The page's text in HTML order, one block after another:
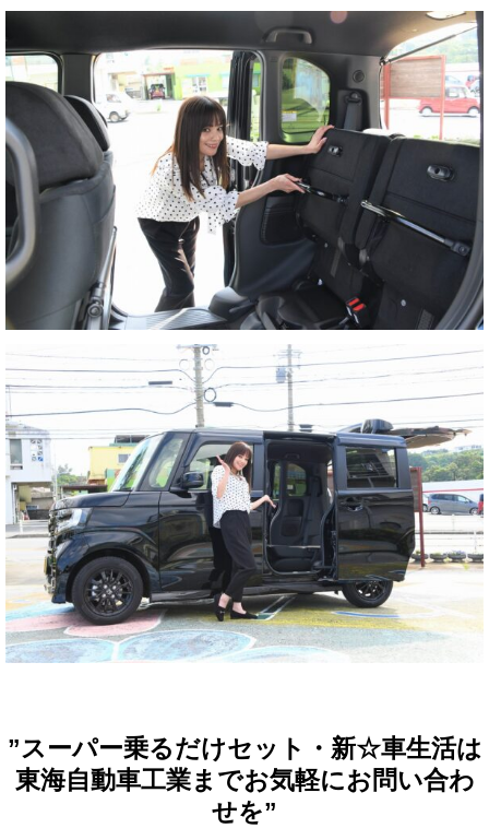
”スーパー乗るだけセット・新☆車生活は
東海自動車工業までお気軽にお問い合わ
せを”